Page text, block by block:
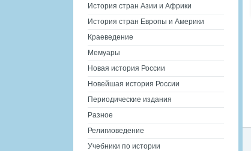
История стран Азии и Африки
История стран Европы и Америки
Краеведение
Мемуары
Новая история России
Новейшая история России
Периодические издания
Разное
Религиоведение
Учебники по истории